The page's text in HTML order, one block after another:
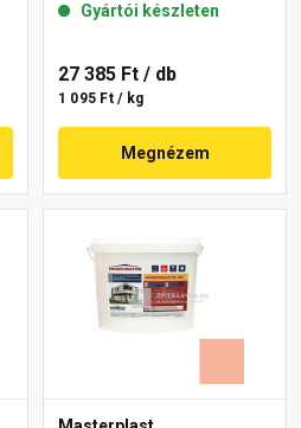
15-D 25 kg
Gyártói készleten
27 385 Ft / db
1 095 Ft / kg
Megnézem